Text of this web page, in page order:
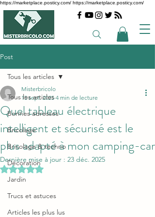
https://marketplace.posticy.com/ https://marketplace.posticy.com/
Post
Tous les articles
Bonnes adresses
Bricolage
Bricolage & techno
Décoration
Jardin
Trucs et astuces
Articles les plus lus
Tous les articles
Quel tableau électrique
intelligent et sécurisé est le
plus adapté à mon camping-car
Misterbricolo
15 sept. 2025 4 min de lecture
Dernière mise à jour : 23 déc. 2025
Noté NaN étoiles sur 5.